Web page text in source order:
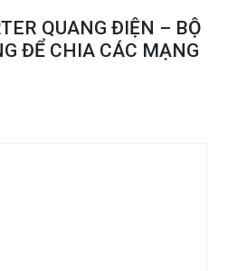
QUANG ĐIỆN – BỘ
ĐỂ CHIA CÁC MẠNG